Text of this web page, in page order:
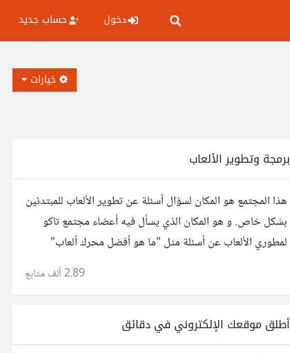
دخول حساب جديد
خيارات
برمجة وتطوير الألعاب
هذا المجتمع هو المكان لسؤال أسئلة عن تطوير الألعاب للمبتدئين
بشكل خاص. و هو المكان الذي يسأل فيه أعضاء مجتمع تاكو
لمطوري الألعاب عن أسئلة مثل "ما هو أفضل محرك ألعاب"
2.89 ألف متابع
أطلق موقعك الإلكتروني في دقائق